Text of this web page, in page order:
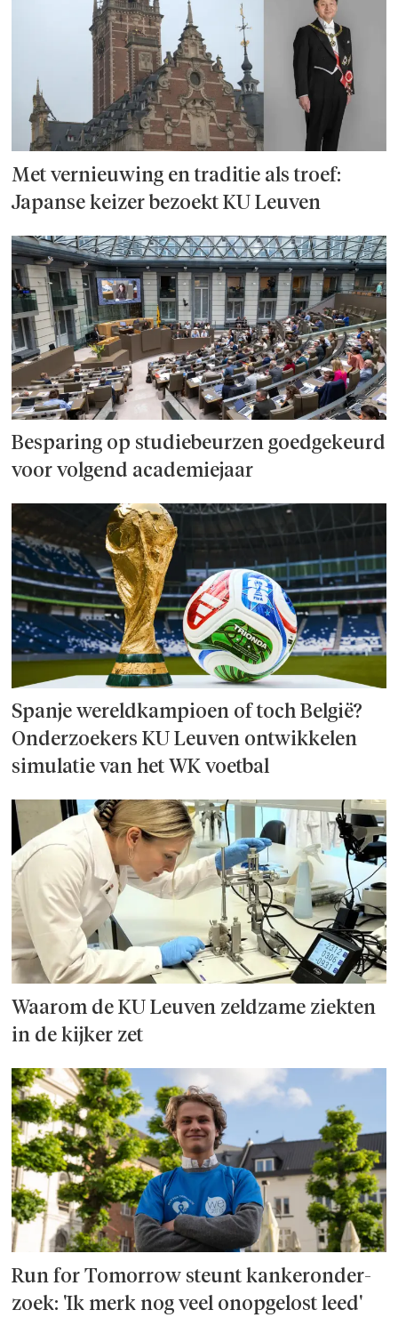
Met vernieuwing en traditie als troef:
Japanse keizer bezoekt KU Leuven
Besparing op studie­beurzen goed­ge­keurd
voor volgend academiejaar
Spanje wereld­kampioen of toch België?
Onderzoek­ers KU Leuven ontwikkelen
simulatie van het WK voetbal
Waarom de KU Leuven zeldzame ziekten
in de kijker zet
Run for Tomorrow steunt kanker­onder­
zoek: 'Ik merk nog veel onopgelost leed'